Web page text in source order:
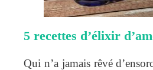
5 recettes d’élixir
Qui n’a jamais rêvé